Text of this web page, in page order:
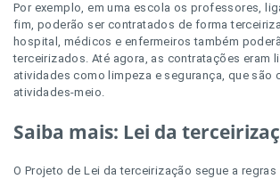
Por exemplo, em uma escola os professores,
fim, poderão ser contratados de forma
hospital, médicos e enfermeiros também
terceirizados. Até agora, as contratações eram
atividades como limpeza e segurança, que são
atividades-meio.
Saiba mais: Lei da
O Projeto de Lei da terceirização segue a